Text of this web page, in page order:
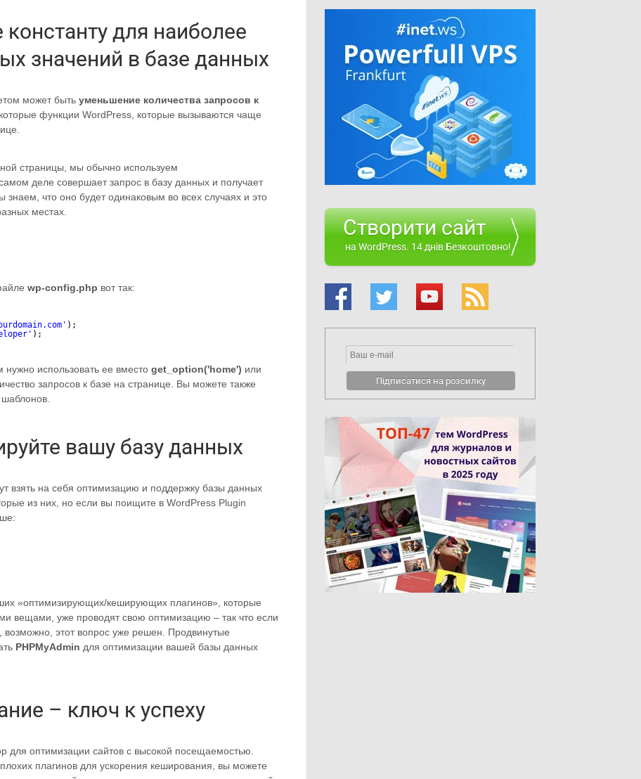
для наиболее
значений в базе данных
может быть уменьшение количества запросов к
функции WordPress, которые вызываются чаще
страницы, мы обычно используем
деле совершает запрос в базу данных и получает
что оно будет одинаковым во всех случаях и это
местах.
wp-config.php вот так:
' );
);
использовать ее вместо get_option('home') или
запросов к базе на странице. Вы можете также
вашу базу данных
взять на себя оптимизацию и поддержку базы данных
из них, но если вы поищите в WordPress Plugin
«оптимизирующих/кеширующих плагинов», которые
вещами, уже проводят свою оптимизацию – так что если
этот вопрос уже решен. Продвинутые
PHPMyAdmin для оптимизации вашей базы данных
– ключ к успеху
для оптимизации сайтов с высокой посещаемостью.
плагинов для ускорения кеширования, вы можете
Створити сайт
на WordPress. 14 днів Безкоштовно!